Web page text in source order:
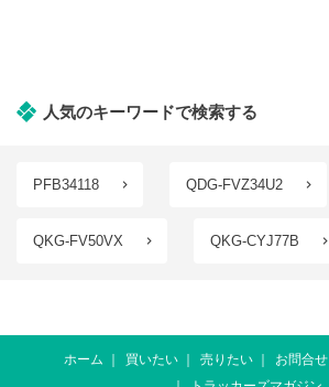
人気のキーワードで検索する
PFB34118 QDG-FVZ34U2
QKG-FV50VX QKG-CYJ77B
ホーム 買いたい 売りたい お問合せ